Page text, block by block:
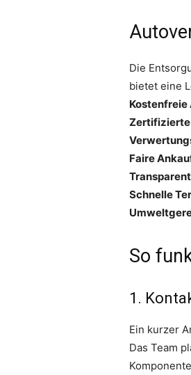
Die
bietet eine
Kostenfreie
Faire
Schnelle
So
1.
Ein kurzer
Das Team